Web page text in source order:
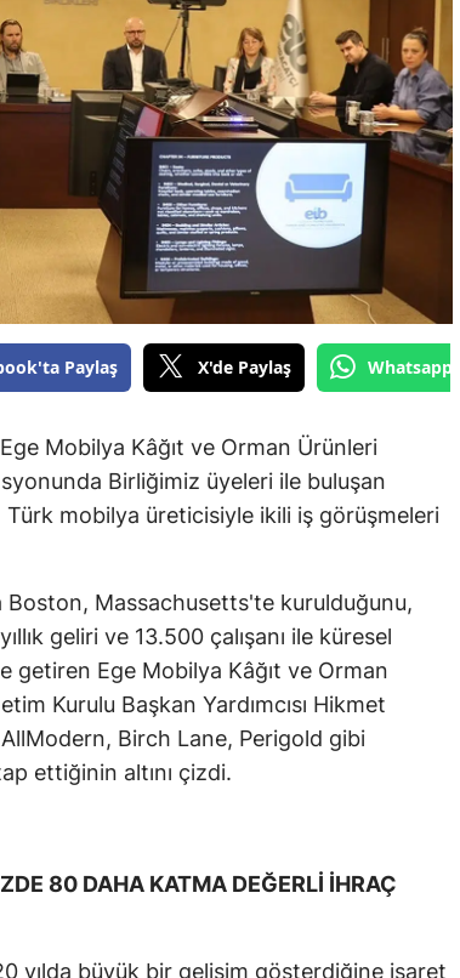
Paylaş X'de Paylaş
Mobilya Kâğıt ve Orman Ürünleri
Birliğimiz üyeleri ile buluşan
Türk mobilya üreticisiyle ikili iş görüşmeleri
Boston, Massachusetts'te kurulduğunu,
geliri ve 13.500 çalışanı ile küresel
Ege Mobilya Kâğıt ve Orman
Kurulu Başkan Yardımcısı Hikmet
Birch Lane, Perigold gibi
ettiğinin altını çizdi.
80 DAHA KATMA DEĞERLİ İHRAÇ
yılda büyük bir gelişim gösterdiğine işaret